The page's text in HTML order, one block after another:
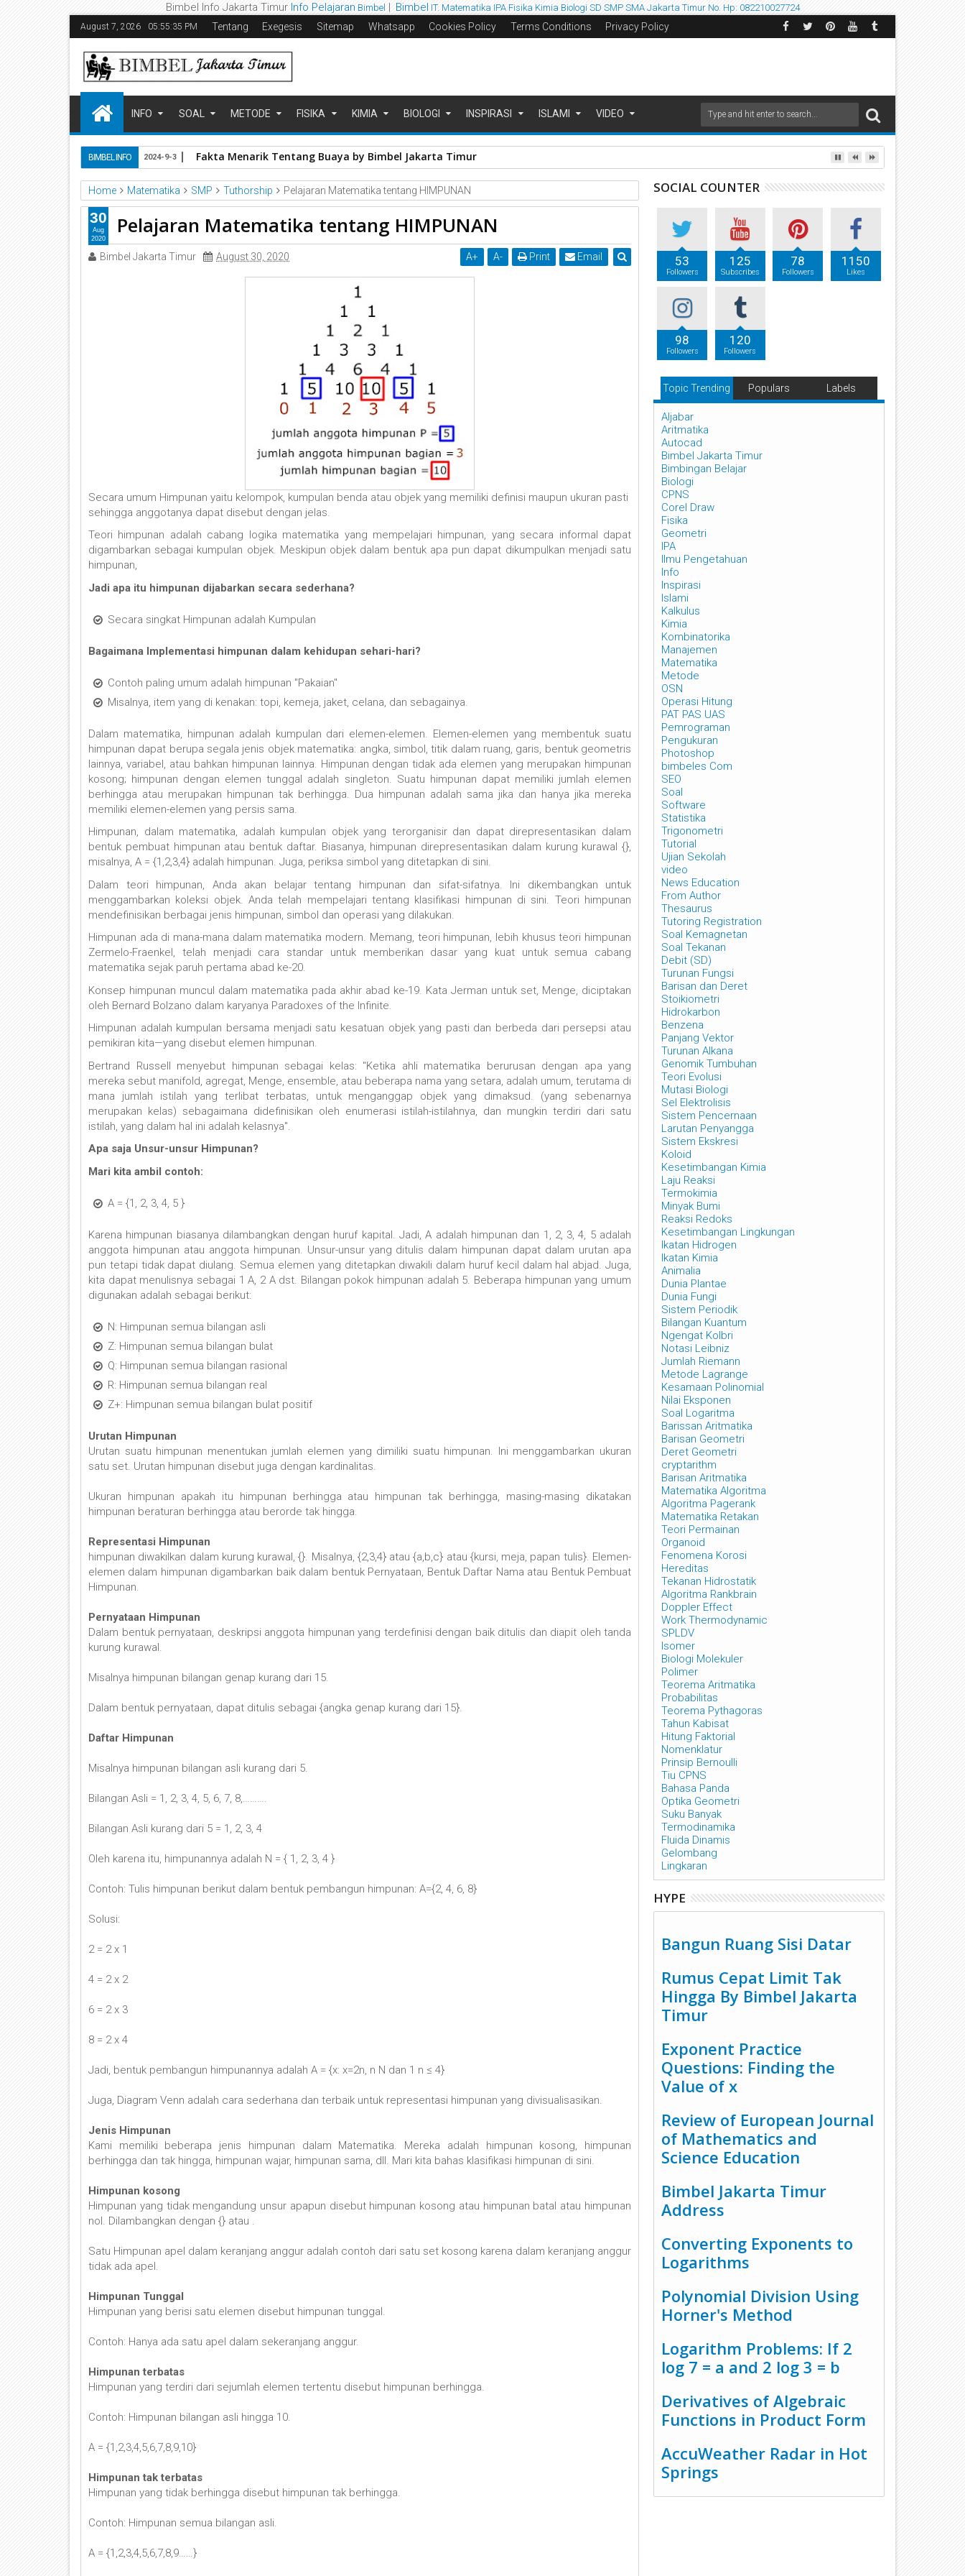
Bimbel Info Jakarta Timur Info Pelajaran Bimbel | Bimbel IT. Matematika IPA Fisika Kimia Biologi SD SMP SMA Jakarta TimurNo. Hp: 082210027724
August 7, 2026 05:55:35 PM Tentang Exegesis Sitemap Whatsapp Cookies Policy Terms Conditions Privacy Policy
INFO SOAL METODE FISIKA KIMIA BIOLOGI INSPIRASI ISLAMI VIDEO
BIMBEL INFO Fakta Menarik Tentang Buaya by Bimbel Jakarta Timur
2024-9-3
Home Matematika SMP Tuthorship Pelajaran Matematika tentang HIMPUNAN
Pelajaran Matematika tentang HIMPUNAN
Bimbel Jakarta Timur August 30, 2020 A+ A- Print Email
Secara umum Himpunan yaitu kelompok, kumpulan benda atau objek yang memiliki definisi maupun ukuran pasti
sehingga anggotanya dapat disebut dengan jelas.
Teori himpunan adalah cabang logika matematika yang mempelajari himpunan, yang secara informal dapat
digambarkan sebagai kumpulan objek. Meskipun objek dalam bentuk apa pun dapat dikumpulkan menjadi satu
himpunan,
Jadi apa itu himpunan dijabarkan secara sederhana?
Secara singkat Himpunan adalah Kumpulan
Bagaimana Implementasi himpunan dalam kehidupan sehari-hari?
Contoh paling umum adalah himpunan "Pakaian"
Misalnya, item yang di kenakan: topi, kemeja, jaket, celana, dan sebagainya.
Dalam matematika, himpunan adalah kumpulan dari elemen-elemen. Elemen-elemen yang membentuk suatu
himpunan dapat berupa segala jenis objek matematika: angka, simbol, titik dalam ruang, garis, bentuk geometris
lainnya, variabel, atau bahkan himpunan lainnya. Himpunan dengan tidak ada elemen yang merupakan himpunan
kosong; himpunan dengan elemen tunggal adalah singleton. Suatu himpunan dapat memiliki jumlah elemen
berhingga atau merupakan himpunan tak berhingga. Dua himpunan adalah sama jika dan hanya jika mereka
memiliki elemen-elemen yang persis sama.
Himpunan, dalam matematika, adalah kumpulan objek yang terorganisir dan dapat direpresentasikan dalam
bentuk pembuat himpunan atau bentuk daftar. Biasanya, himpunan direpresentasikan dalam kurung kurawal {},
misalnya, A = {1,2,3,4} adalah himpunan. Juga, periksa simbol yang ditetapkan di sini.
Dalam teori himpunan, Anda akan belajar tentang himpunan dan sifat-sifatnya. Ini dikembangkan untuk
menggambarkan koleksi objek. Anda telah mempelajari tentang klasifikasi himpunan di sini. Teori himpunan
mendefinisikan berbagai jenis himpunan, simbol dan operasi yang dilakukan.
Himpunan ada di mana-mana dalam matematika modern. Memang, teori himpunan, lebih khusus teori himpunan
Zermelo-Fraenkel, telah menjadi cara standar untuk memberikan dasar yang kuat untuk semua cabang
matematika sejak paruh pertama abad ke-20.
Konsep himpunan muncul dalam matematika pada akhir abad ke-19. Kata Jerman untuk set, Menge, diciptakan
oleh Bernard Bolzano dalam karyanya Paradoxes of the Infinite.
Himpunan adalah kumpulan bersama menjadi satu kesatuan objek yang pasti dan berbeda dari persepsi atau
pemikiran kita—yang disebut elemen himpunan.
Bertrand Russell menyebut himpunan sebagai kelas: "Ketika ahli matematika berurusan dengan apa yang
mereka sebut manifold, agregat, Menge, ensemble, atau beberapa nama yang setara, adalah umum, terutama di
mana jumlah istilah yang terlibat terbatas, untuk menganggap objek yang dimaksud. (yang sebenarnya
merupakan kelas) sebagaimana didefinisikan oleh enumerasi istilah-istilahnya, dan mungkin terdiri dari satu
istilah, yang dalam hal ini adalah kelasnya".
Apa saja Unsur-unsur Himpunan?
Mari kita ambil contoh:
A = {1, 2, 3, 4, 5 }
Karena himpunan biasanya dilambangkan dengan huruf kapital. Jadi, A adalah himpunan dan 1, 2, 3, 4, 5 adalah
anggota himpunan atau anggota himpunan. Unsur-unsur yang ditulis dalam himpunan dapat dalam urutan apa
pun tetapi tidak dapat diulang. Semua elemen yang ditetapkan diwakili dalam huruf kecil dalam hal abjad. Juga,
kita dapat menulisnya sebagai 1 A, 2 A dst. Bilangan pokok himpunan adalah 5. Beberapa himpunan yang umum
digunakan adalah sebagai berikut:
N: Himpunan semua bilangan asli
Z: Himpunan semua bilangan bulat
Q: Himpunan semua bilangan rasional
R: Himpunan semua bilangan real
Z+: Himpunan semua bilangan bulat positif
Urutan Himpunan
Urutan suatu himpunan menentukan jumlah elemen yang dimiliki suatu himpunan. Ini menggambarkan ukuran
satu set. Urutan himpunan disebut juga dengan kardinalitas.
Ukuran himpunan apakah itu himpunan berhingga atau himpunan tak berhingga, masing-masing dikatakan
himpunan beraturan berhingga atau berorde tak hingga.
Representasi Himpunan
himpunan diwakilkan dalam kurung kurawal, {}. Misalnya, {2,3,4} atau {a,b,c} atau {kursi, meja, papan tulis}. Elemen-
elemen dalam himpunan digambarkan baik dalam bentuk Pernyataan, Bentuk Daftar Nama atau Bentuk Pembuat
Himpunan.
Pernyataan Himpunan
Dalam bentuk pernyataan, deskripsi anggota himpunan yang terdefinisi dengan baik ditulis dan diapit oleh tanda
kurung kurawal.
Misalnya himpunan bilangan genap kurang dari 15.
Dalam bentuk pernyataan, dapat ditulis sebagai {angka genap kurang dari 15}.
Daftar Himpunan
Misalnya himpunan bilangan asli kurang dari 5.
Bilangan Asli = 1, 2, 3, 4, 5, 6, 7, 8,……….
Bilangan Asli kurang dari 5 = 1, 2, 3, 4
Oleh karena itu, himpunannya adalah N = { 1, 2, 3, 4 }
Contoh: Tulis himpunan berikut dalam bentuk pembangun himpunan: A={2, 4, 6, 8}
Solusi:
2 = 2 x 1
4 = 2 x 2
6 = 2 x 3
8 = 2 x 4
Jadi, bentuk pembangun himpunannya adalah A = {x: x=2n, n N dan 1 n ≤ 4}
Juga, Diagram Venn adalah cara sederhana dan terbaik untuk representasi himpunan yang divisualisasikan.
Jenis Himpunan
Kami memiliki beberapa jenis himpunan dalam Matematika. Mereka adalah himpunan kosong, himpunan
berhingga dan tak hingga, himpunan wajar, himpunan sama, dll. Mari kita bahas klasifikasi himpunan di sini.
Himpunan kosong
Himpunan yang tidak mengandung unsur apapun disebut himpunan kosong atau himpunan batal atau himpunan
nol. Dilambangkan dengan {} atau .
Satu Himpunan apel dalam keranjang anggur adalah contoh dari satu set kosong karena dalam keranjang anggur
tidak ada apel.
Himpunan Tunggal
Himpunan yang berisi satu elemen disebut himpunan tunggal.
Contoh: Hanya ada satu apel dalam sekeranjang anggur.
Himpunan terbatas
Himpunan yang terdiri dari sejumlah elemen tertentu disebut himpunan berhingga.
Contoh: Himpunan bilangan asli hingga 10.
A = {1,2,3,4,5,6,7,8,9,10}
Himpunan tak terbatas
Himpunan yang tidak berhingga disebut himpunan tak berhingga.
Contoh: Himpunan semua bilangan asli.
A = {1,2,3,4,5,6,7,8,9……}
30
Aug
2020
SOCIAL COUNTER
53
Followers
125
Subscribes
78
Followers
1150
Likes
98
Followers
120
Followers
Topic Trending Populars Labels
Aljabar
Aritmatika
Autocad
Bimbel Jakarta Timur
Bimbingan Belajar
Biologi
CPNS
Corel Draw
Fisika
Geometri
IPA
Ilmu Pengetahuan
Info
Inspirasi
Islami
Kalkulus
Kimia
Kombinatorika
Manajemen
Matematika
Metode
OSN
Operasi Hitung
PAT PAS UAS
Pemrograman
Pengukuran
Photoshop
bimbeles Com
SEO
Soal
Software
Statistika
Trigonometri
Tutorial
Ujian Sekolah
video
News Education
From Author
Thesaurus
Tutoring Registration
Soal Kemagnetan
Soal Tekanan
Debit (SD)
Turunan Fungsi
Barisan dan Deret
Stoikiometri
Hidrokarbon
Benzena
Panjang Vektor
Turunan Alkana
Genomik Tumbuhan
Teori Evolusi
Mutasi Biologi
Sel Elektrolisis
Sistem Pencernaan
Larutan Penyangga
Sistem Ekskresi
Koloid
Kesetimbangan Kimia
Laju Reaksi
Termokimia
Minyak Bumi
Reaksi Redoks
Kesetimbangan Lingkungan
Ikatan Hidrogen
Ikatan Kimia
Animalia
Dunia Plantae
Dunia Fungi
Sistem Periodik
Bilangan Kuantum
Ngengat Kolbri
Notasi Leibniz
Jumlah Riemann
Metode Lagrange
Kesamaan Polinomial
Nilai Eksponen
Soal Logaritma
Barissan Aritmatika
Barisan Geometri
Deret Geometri
cryptarithm
Barisan Aritmatika
Matematika Algoritma
Algoritma Pagerank
Matematika Retakan
Teori Permainan
Organoid
Fenomena Korosi
Hereditas
Tekanan Hidrostatik
Algoritma Rankbrain
Doppler Effect
Work Thermodynamic
SPLDV
Isomer
Biologi Molekuler
Polimer
Teorema Aritmatika
Probabilitas
Teorema Pythagoras
Tahun Kabisat
Hitung Faktorial
Nomenklatur
Prinsip Bernoulli
Tiu CPNS
Bahasa Panda
Optika Geometri
Suku Banyak
Termodinamika
Fluida Dinamis
Gelombang
Lingkaran
HYPE
Bangun Ruang Sisi Datar
Rumus Cepat Limit Tak
Hingga By Bimbel Jakarta
Timur
Exponent Practice
Questions: Finding the
Value of x
Review of European Journal
of Mathematics and
Science Education
Bimbel Jakarta Timur
Address
Converting Exponents to
Logarithms
Polynomial Division Using
Horner's Method
Logarithm Problems: If 2
log 7 = a and 2 log 3 = b
Derivatives of Algebraic
Functions in Product Form
AccuWeather Radar in Hot
Springs